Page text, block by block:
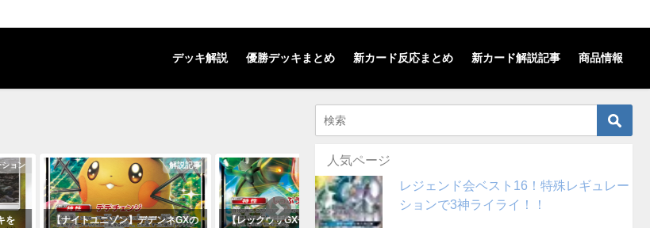
デッキ解説 優勝デッキまとめ 新カード反応まとめ 新カード解説記事 商品情報
ション
を
解説記事
【ナイトユニゾン】デデンネGXの
SMレギュレーション
【レックウザGX+クワガノン】デ
人気ページ
レジェンド会ベスト16！特殊レギュレー
ションで3神ライライ！！